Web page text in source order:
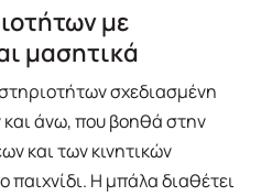
με
μασητικά
σχεδιασμένη
άνω, που βοηθά στην
και των κινητικών
Η μπάλα διαθέτει